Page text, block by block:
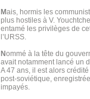
Mais, hormis les
plus hostiles à V.
entamé les privilèges de
l’URSS.
Nommé à la tête du
avait notamment lancé un
A 47 ans, il est alors
post-soviétique,
impayés.